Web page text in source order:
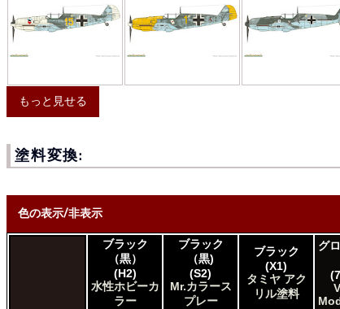
もっと見せる
塗料変換:
色の表示/非表示
* ボックスをオン/オフにして、同等の色を見つけやすくしま
Uncheck ALL
AK INTERACTIVE AK 3rd Gen Acrylics
ブラック
（黒）
(H2)
水性ホビーカ
ラー
ブラック
（黒)
(S2)
Mr.カラース
プレー
ブラック
(X1)
タミヤ アク
リル塗料
グ